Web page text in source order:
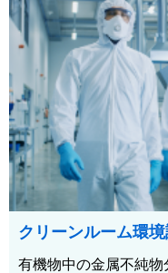
クリーンルーム環
有機物中の金属不純